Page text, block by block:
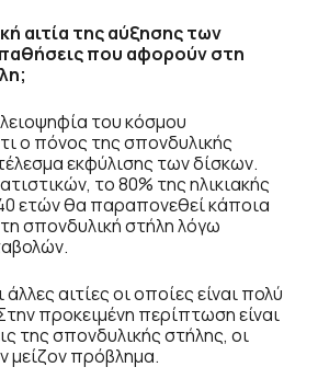
αιτία της αύξησης των
που αφορούν στη
του κόσμου
ο πόνος της σπονδυλικής
εκφύλισης των δίσκων.
το 80% της ηλικιακής
ετών θα παραπονεθεί κάποια
σπονδυλική στήλη λόγω
αιτίες οι οποίες είναι πολύ
προκειμένη περίπτωση είναι
της σπονδυλικής στήλης, οι
μείζον πρόβλημα.